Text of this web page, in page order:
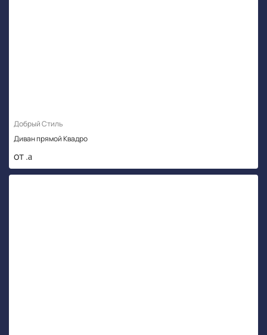
Добрый Стиль
Диван прямой Квадро
от .